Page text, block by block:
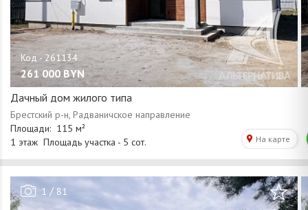
261 000 BYN
Дачный дом жилого типа
1 / 81